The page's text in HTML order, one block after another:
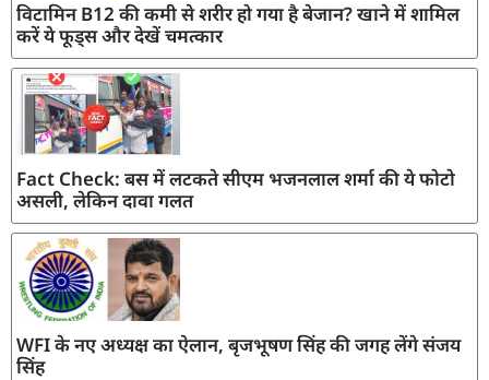
विटामिन B12 की कमी से शरीर हो गया है बेजान? खाने में शामिल
करें ये फूड्स और देखें चमत्कार
Fact Check: बस में लटकते सीएम भजनलाल शर्मा की ये फोटो
असली, लेकिन दावा गलत
WFI के नए अध्यक्ष का ऐलान, बृजभूषण सिंह की जगह लेंगे संजय
सिंह